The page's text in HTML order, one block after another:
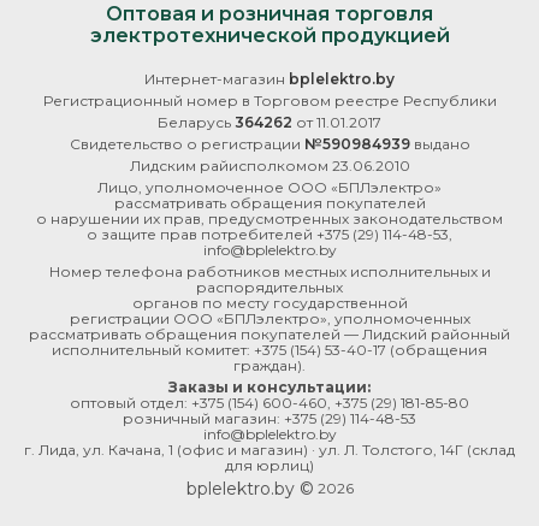
Оптовая и розничная торговля
электротехнической продукцией
Интернет-магазин bplelektro.by
Регистрационный номер в Торговом реестре Республики
Беларусь 364262 от 11.01.2017
Свидетельство о регистрации №590984939выдано
Лидским райисполкомом 23.06.2010
Лицо, уполномоченное ООО «БПЛэлектро»
рассматривать обращения покупателей
о нарушении их прав, предусмотренных законодательством
о защите прав потребителей +375 (29) 114-48-53
info@bplelektro.by
Номер телефона работников местных исполнительных и
распорядительных
органов по месту государственной
регистрации ООО «БПЛэлектро», уполномоченных
рассматривать обращения покупателей — Лидский районный
исполнительный комитет: +375 (154) 53-40-17 (обращения
граждан).
Заказы и консультации:
оптовый отдел: +375 (154) 600-460 +375 (29) 181-85-80
розничный магазин: +375 (29) 114-48-53
info@bplelektro.by
г. Лида, ул. Качана, 1 (офис и магазин) · ул. Л. Толстого, 14Г (склад
для юрлиц)
bplelektro.by © 2026